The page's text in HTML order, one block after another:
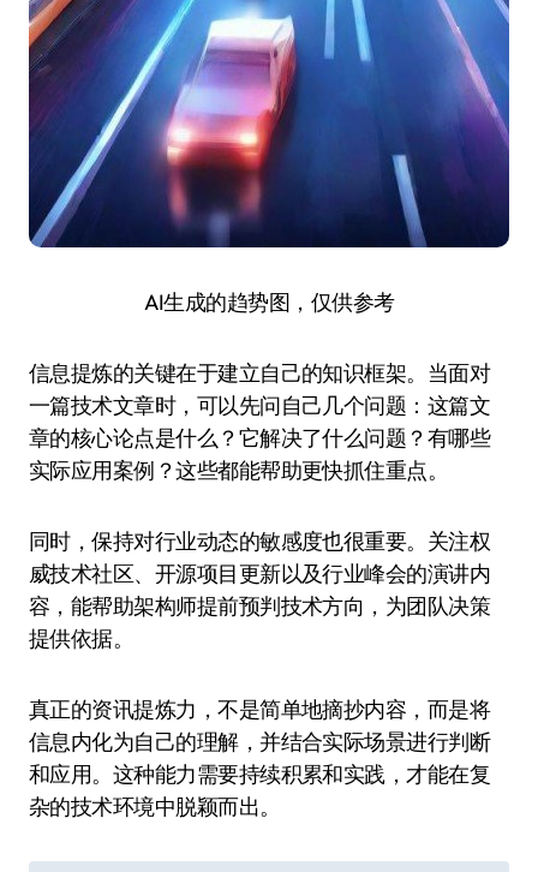
AI生成的趋势图，仅供参考
信息提炼的关键在于建立自己的知识框架。当面对
一篇技术文章时，可以先问自己几个问题：这篇文
章的核心论点是什么？它解决了什么问题？有哪些
实际应用案例？这些都能帮助更快抓住重点。
同时，保持对行业动态的敏感度也很重要。关注权
威技术社区、开源项目更新以及行业峰会的演讲内
容，能帮助架构师提前预判技术方向，为团队决策
提供依据。
真正的资讯提炼力，不是简单地摘抄内容，而是将
信息内化为自己的理解，并结合实际场景进行判断
和应用。这种能力需要持续积累和实践，才能在复
杂的技术环境中脱颖而出。